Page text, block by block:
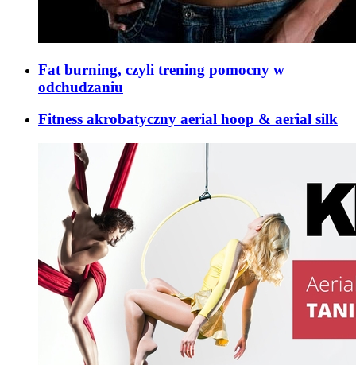
Fat burning, czyli trening pomocny w
odchudzaniu
Fitness akrobatyczny aerial hoop & aerial silk